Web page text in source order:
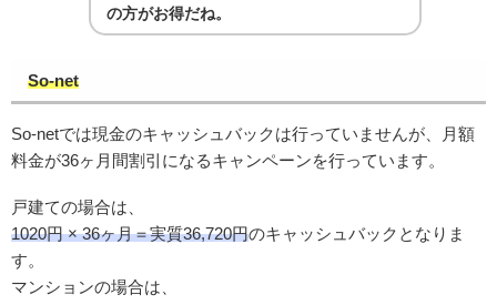
の方がお得だね。
So-net
So-netでは現金のキャッシュバックは行っていませんが、月額
料金が36ヶ月間割引になるキャンペーンを行っています。
戸建ての場合は、
1020円 × 36ヶ月＝実質36,720円のキャッシュバックとなりま
す。
マンションの場合は、